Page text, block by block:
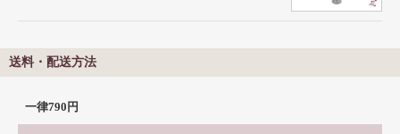
送料・配送方法
一律790円